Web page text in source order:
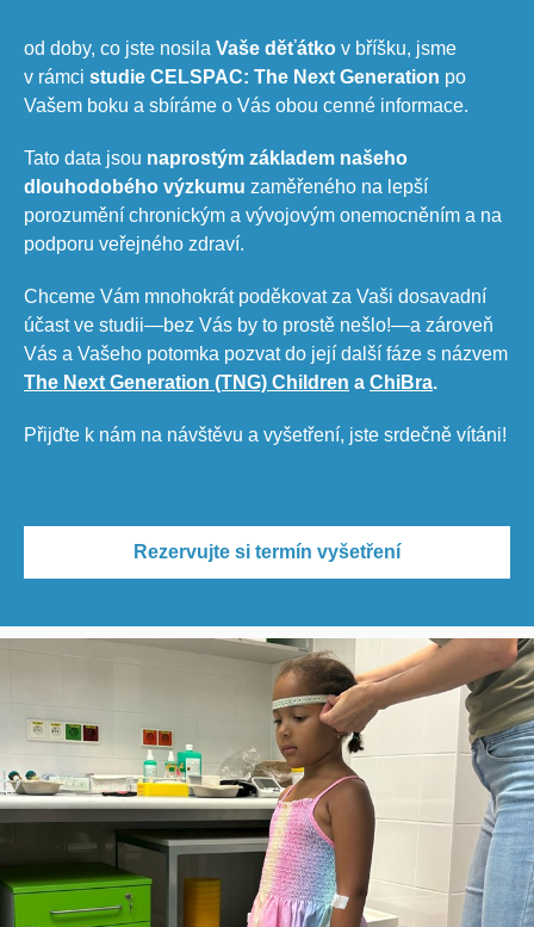
od doby, co jste nosila Vaše děťátko v bříšku, jsme
v rámci studie CELSPAC: The Next Generation po
Vašem boku a sbíráme o Vás obou cenné informace.
Tato data jsou naprostým základem našeho
dlouhodobého výzkumu zaměřeného na lepší
porozumění chronickým a vývojovým onemocněním a na
podporu veřejného zdraví.
Chceme Vám mnohokrát poděkovat za Vaši dosavadní
účast ve studii—bez Vás by to prostě nešlo!—a zároveň
Vás a Vašeho potomka pozvat do její další fáze s názvem
The Next Generation (TNG) Children​ a ChiBra.
Přijďte k nám na návštěvu a vyšetření, jste srdečně vítáni!
Rezervujte si termín vyšetření